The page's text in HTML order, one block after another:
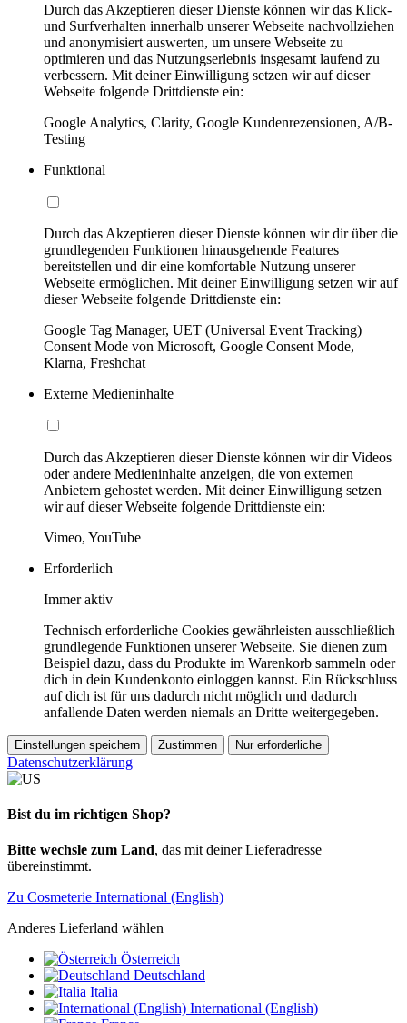
Durch das Akzeptieren dieser Dienste können wir das Klick-
und Surfverhalten innerhalb unserer Webseite nachvollziehen
und anonymisiert auswerten, um unsere Webseite zu
optimieren und das Nutzungserlebnis insgesamt laufend zu
verbessern. Mit deiner Einwilligung setzen wir auf dieser
Webseite folgende Drittdienste ein:
Google Analytics, Clarity, Google Kundenrezensionen, A/B-
Testing
Funktional
Durch das Akzeptieren dieser Dienste können wir dir über die
grundlegenden Funktionen hinausgehende Features
bereitstellen und dir eine komfortable Nutzung unserer
Webseite ermöglichen. Mit deiner Einwilligung setzen wir auf
dieser Webseite folgende Drittdienste ein:
Google Tag Manager, UET (Universal Event Tracking)
Consent Mode von Microsoft, Google Consent Mode,
Klarna, Freshchat
Externe Medieninhalte
Durch das Akzeptieren dieser Dienste können wir dir Videos
oder andere Medieninhalte anzeigen, die von externen
Anbietern gehostet werden. Mit deiner Einwilligung setzen
wir auf dieser Webseite folgende Drittdienste ein:
Vimeo, YouTube
Erforderlich
Immer aktiv
Technisch erforderliche Cookies gewährleisten ausschließlich
grundlegende Funktionen unserer Webseite. Sie dienen zum
Beispiel dazu, dass du Produkte im Warenkorb sammeln oder
dich in dein Kundenkonto einloggen kannst. Ein Rückschluss
auf dich ist für uns dadurch nicht möglich und dadurch
anfallende Daten werden niemals an Dritte weitergegeben.
Einstellungen speichern Zustimmen Nur erforderliche
Datenschutzerklärung
Bist du im richtigen Shop?
Bitte wechsle zum Land, das mit deiner Lieferadresse
übereinstimmt.
Zu Cosmeterie International (English)
Anderes Lieferland wählen
Österreich
Deutschland
Italia
International (English)